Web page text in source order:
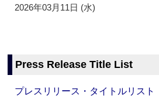
2026年03月11日 (水)
Press Release Title List
プレスリリース・タイトルリス